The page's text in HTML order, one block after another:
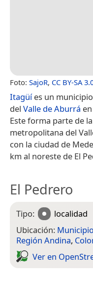
Foto: SajoR, CC BY-SA
Itagüíes un municipio
del Valle de Aburrá
Este forma parte de
metropolitana del
con la ciudad de
km al noreste de El
El Pedrero
Tipo:
localidad
Ubicación:
Región Andina,
Ver en